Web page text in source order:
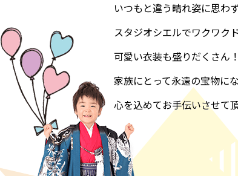
いつもと違う晴れ姿に思わ
スタジオシエルでワクワク
可愛い衣装も盛りだくさん！
家族にとって永遠の宝物に
心を込めてお手伝いさせて頂